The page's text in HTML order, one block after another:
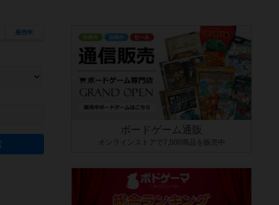
発売年
ます。マニュアルを読む時間や参加者へのルール説明時間は含まれていないため、初めて
きるよう、中世ファンタジー・クッキング・海賊同士の対決など、ゲームコンセプトを絞
にボードゲームに慣れている方向けの絞込機能です。例えば「ダイスロール」はランダ
ボードゲーム通販
オンラインストアで7,500商品を販売中